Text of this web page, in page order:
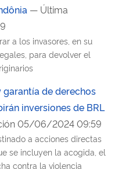
— Última
a los invasores, en su
para devolver el
de derechos
inversiones de BRL
05/06/2024 09:59
a acciones directas
se incluyen la acogida, el
contra la violencia